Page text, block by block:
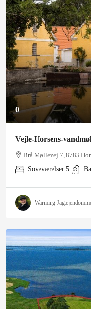
0
Vejle-Horsens-
Brå Møllevej 7, 8783
Soveværelser:5
Warming